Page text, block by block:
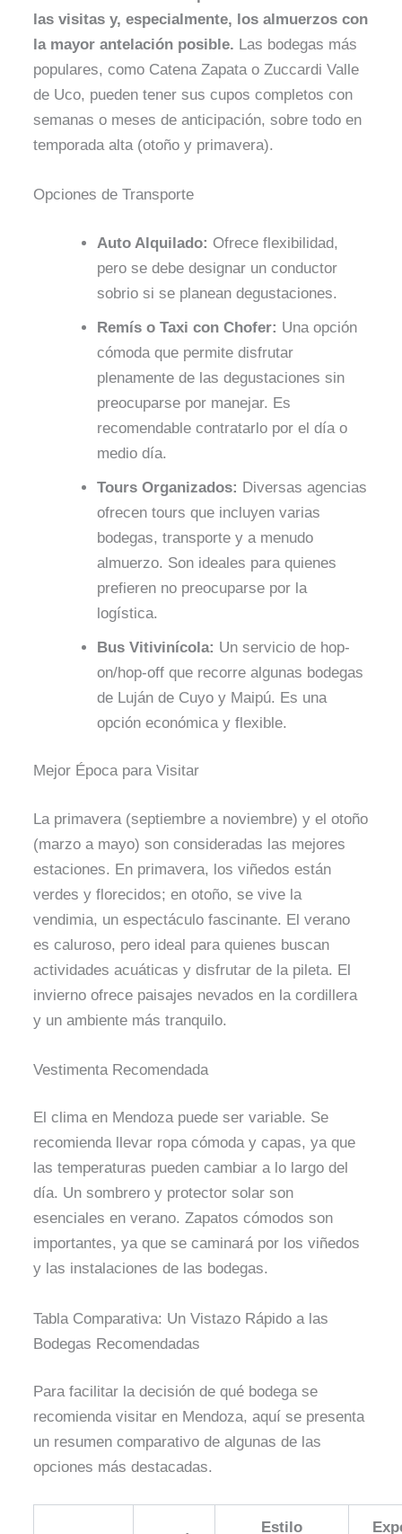
las visitas y, especialmente, los almuerzos con
la mayor antelación posible. Las bodegas más
populares, como Catena Zapata o Zuccardi Valle
de Uco, pueden tener sus cupos completos con
semanas o meses de anticipación, sobre todo en
temporada alta (otoño y primavera).
Opciones de Transporte
Auto Alquilado: Ofrece flexibilidad,
pero se debe designar un conductor
sobrio si se planean degustaciones.
Remís o Taxi con Chofer: Una opción
cómoda que permite disfrutar
plenamente de las degustaciones sin
preocuparse por manejar. Es
recomendable contratarlo por el día o
medio día.
Tours Organizados: Diversas agencias
ofrecen tours que incluyen varias
bodegas, transporte y a menudo
almuerzo. Son ideales para quienes
prefieren no preocuparse por la
logística.
Bus Vitivinícola: Un servicio de hop-
on/hop-off que recorre algunas bodegas
de Luján de Cuyo y Maipú. Es una
opción económica y flexible.
Mejor Época para Visitar
La primavera (septiembre a noviembre) y el otoño
(marzo a mayo) son consideradas las mejores
estaciones. En primavera, los viñedos están
verdes y florecidos; en otoño, se vive la
vendimia, un espectáculo fascinante. El verano
es caluroso, pero ideal para quienes buscan
actividades acuáticas y disfrutar de la pileta. El
invierno ofrece paisajes nevados en la cordillera
y un ambiente más tranquilo.
Vestimenta Recomendada
El clima en Mendoza puede ser variable. Se
recomienda llevar ropa cómoda y capas, ya que
las temperaturas pueden cambiar a lo largo del
día. Un sombrero y protector solar son
esenciales en verano. Zapatos cómodos son
importantes, ya que se caminará por los viñedos
y las instalaciones de las bodegas.
Tabla Comparativa: Un Vistazo Rápido a las
Bodegas Recomendadas
Para facilitar la decisión de qué bodega se
recomienda visitar en Mendoza, aquí se presenta
un resumen comparativo de algunas de las
opciones más destacadas.
Estilo